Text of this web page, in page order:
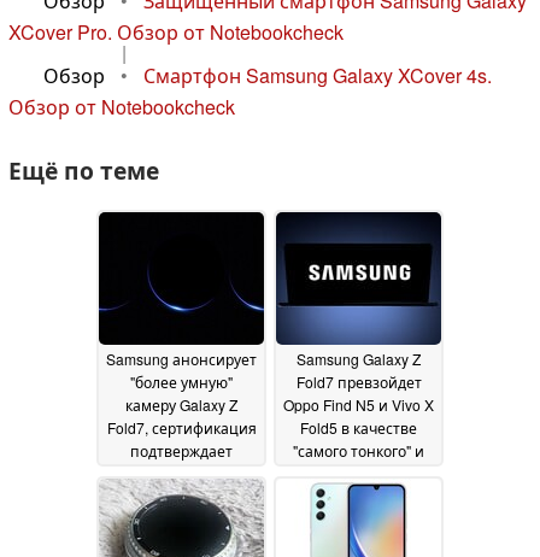
XCover Pro. Обзор от Notebookcheck
|
Обзор
•
Смартфон Samsung Galaxy XCover 4s.
Обзор от Notebookcheck
Ещё по теме
Samsung анонсирует
"более умную"
камеру Galaxy Z
Fold7, сертификация
подтверждает
наличие чипсета 12
June 2025
Samsung Galaxy Z
Fold7 превзойдет
Oppo Find N5 и Vivo X
Fold5 в качестве
"самого тонкого" и
складного
устройства11 June 2025